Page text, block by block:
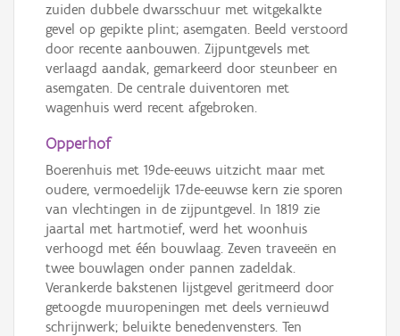
zuiden dubbele dwarsschuur met witgekalkte
gevel op gepikte plint; asemgaten. Beeld verstoord
door recente aanbouwen. Zijpuntgevels met
verlaagd aandak, gemarkeerd door steunbeer en
asemgaten. De centrale duiventoren met
wagenhuis werd recent afgebroken.
Opperhof
Boerenhuis met 19de-eeuws uitzicht maar met
oudere, vermoedelijk 17de-eeuwse kern zie sporen
van vlechtingen in de zijpuntgevel. In 1819 zie
jaartal met hartmotief, werd het woonhuis
verhoogd met één bouwlaag. Zeven traveeën en
twee bouwlagen onder pannen zadeldak.
Verankerde bakstenen lijstgevel geritmeerd door
getoogde muuropeningen met deels vernieuwd
schrijnwerk; beluikte benedenvensters. Ten